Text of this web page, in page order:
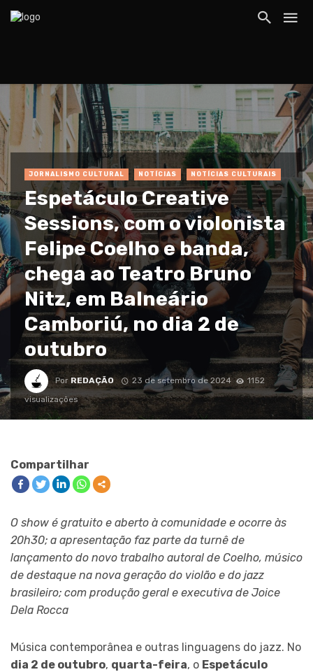
JORNALISMO CULTURAL NOTÍCIAS NOTÍCIAS CULTURAIS
Espetáculo Creative
Sessions, com o violonista
Felipe Coelho e banda,
chega ao Teatro Bruno
Nitz, em Balneário
Camboriú, no dia 2 de
outubro
Por REDAÇÃO 23 de setembro de 2024
1152
visualizações
Compartilhar
O show é gratuito e aberto à comunidade e ocorre às
20h30; a apresentação faz parte da turnê de
lançamento do novo trabalho autoral de Coelho, músico
de destaque na nova geração do violão e do jazz
brasileiro; com produção geral e executiva de Joice
Dela Rocca
Música contemporânea e outras linguagens do jazz. No
dia 2 de outubro, quarta-feira, o Espetáculo